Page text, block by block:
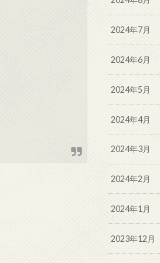
2024年7月
2024年6月
2024年5月
2024年4月
2024年3月
2024年2月
2024年1月
2023年12月